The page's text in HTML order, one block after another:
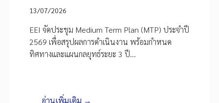
13/07/2026
EEI จัดประชุม Medium Term Plan (MTP) ประจำปี
2569 เพื่อสรุปผลการดำเนินงาน พร้อมกำหนด
ทิศทางและแผนกลยุทธ์ระยะ 3 ปี…
อ่านเพิ่มเติม →